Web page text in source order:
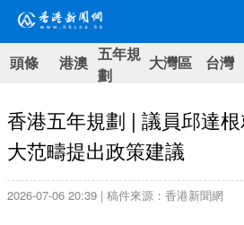
頭條 港澳 五年規
劃
大灣區 台灣
香港五年規劃 | 議員邱達
大范疇提出政策建議
2026-07-06 20:39 | 稿件來源：香港新聞網